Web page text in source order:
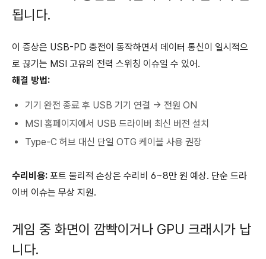
됩니다.
이 증상은 USB-PD 충전이 동작하면서 데이터 통신이 일시적으
로 끊기는 MSI 고유의 전력 스위칭 이슈일 수 있어.
해결 방법:
기기 완전 종료 후 USB 기기 연결 → 전원 ON
MSI 홈페이지에서 USB 드라이버 최신 버전 설치
Type-C 허브 대신 단일 OTG 케이블 사용 권장
수리비용: 포트 물리적 손상은 수리비 6~8만 원 예상. 단순 드라
이버 이슈는 무상 지원.
게임 중 화면이 깜빡이거나 GPU 크래시가 납
니다.